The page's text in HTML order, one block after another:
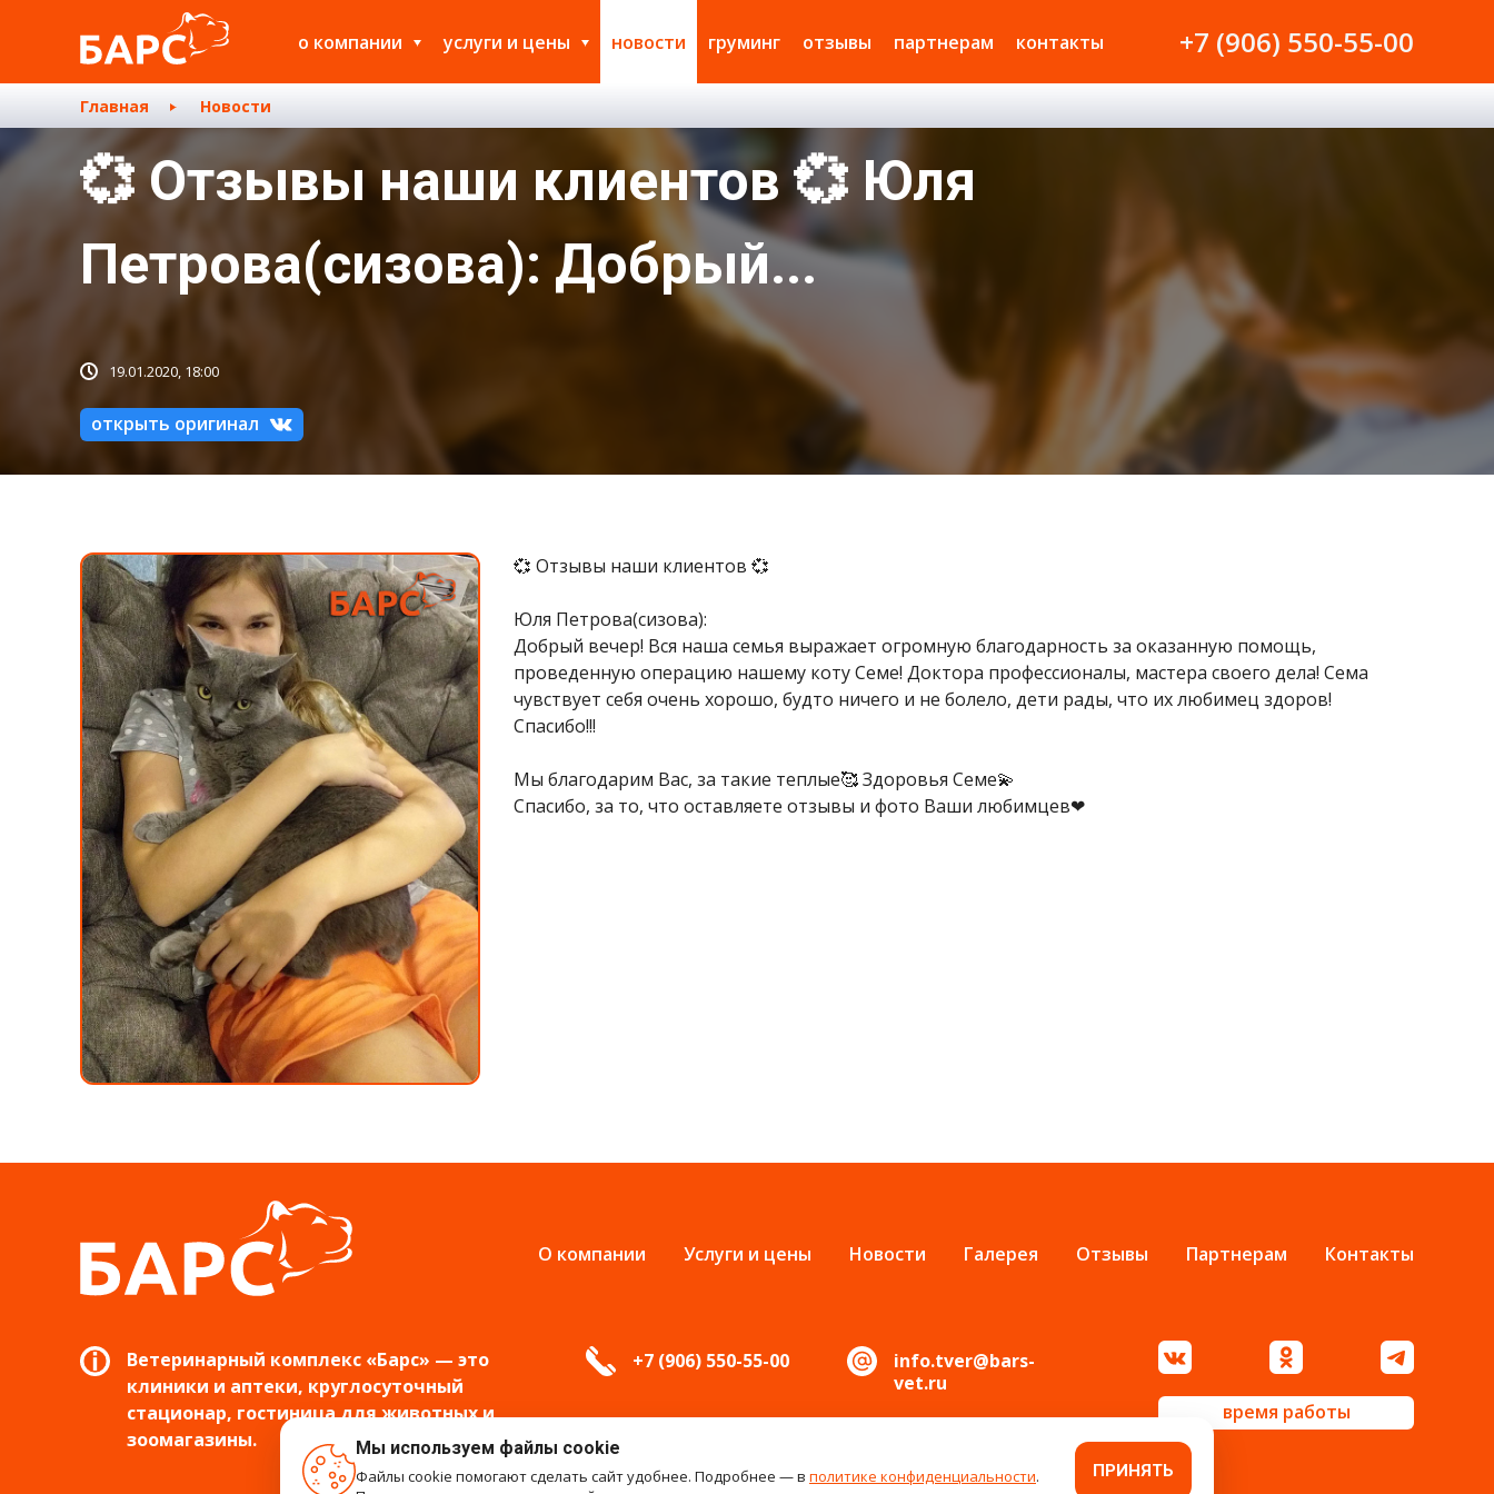
о компании услуги и цены новости груминг отзывы партнерам контакты +7 (906) 550-55-00
Главная Новости
💞 Отзывы наши клиентов 💞 Юля
Петрова(сизова): Добрый...
19.01.2020, 18:00
открыть оригинал
💞 Отзывы наши клиентов 💞
Юля Петрова(сизова):
Добрый вечер! Вся наша семья выражает огромную благодарность за оказанную помощь,
проведенную операцию нашему коту Семе! Доктора профессионалы, мастера своего дела! Сема
чувствует себя очень хорошо, будто ничего и не болело, дети рады, что их любимец здоров!
Спасибо!!!
Мы благодарим Вас, за такие теплые🥰 Здоровья Семе💫
Спасибо, за то, что оставляете отзывы и фото Ваши любимцев❤
О компании Услуги и цены Новости Галерея Отзывы Партнерам Контакты
Ветеринарный комплекс «Барс» — это
клиники и аптеки, круглосуточный
стационар, гостиница для животных и
зоомагазины.
+7 (906) 550-55-00
info.tver@bars-
vet.ru
время работы
Мы используем файлы cookie
Файлы cookie помогают сделать сайт удобнее. Подробнее — в политике конфиденциальности.
ПРИНЯТЬ